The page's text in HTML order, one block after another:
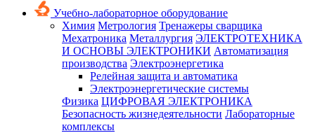
Учебно-лабораторное оборудование
Химия Метрология Тренажеры сварщика
Мехатроника Металлургия ЭЛЕКТРОТЕХНИКА
И ОСНОВЫ ЭЛЕКТРОНИКИ Автоматизация
производства Электроэнергетика
Релейная защита и автоматика
Электроэнергетические системы
Физика ЦИФРОВАЯ ЭЛЕКТРОНИКА
Безопасность жизнедеятельности Лабораторные
комплексы